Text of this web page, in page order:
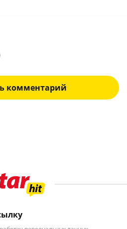
комментарий